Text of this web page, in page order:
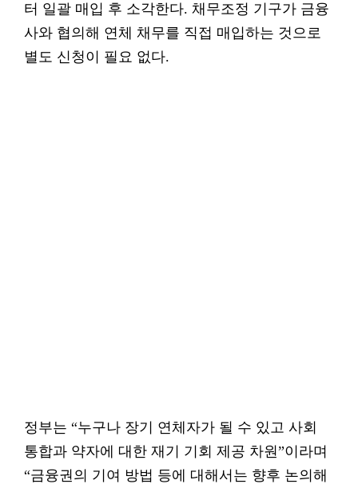
터 일괄 매입 후 소각한다. 채무조정 기구가 금융
사와 협의해 연체 채무를 직접 매입하는 것으로
별도 신청이 필요 없다.
정부는 “누구나 장기 연체자가 될 수 있고 사회
통합과 약자에 대한 재기 기회 제공 차원”이라며
“금융권의 기여 방법 등에 대해서는 향후 논의해